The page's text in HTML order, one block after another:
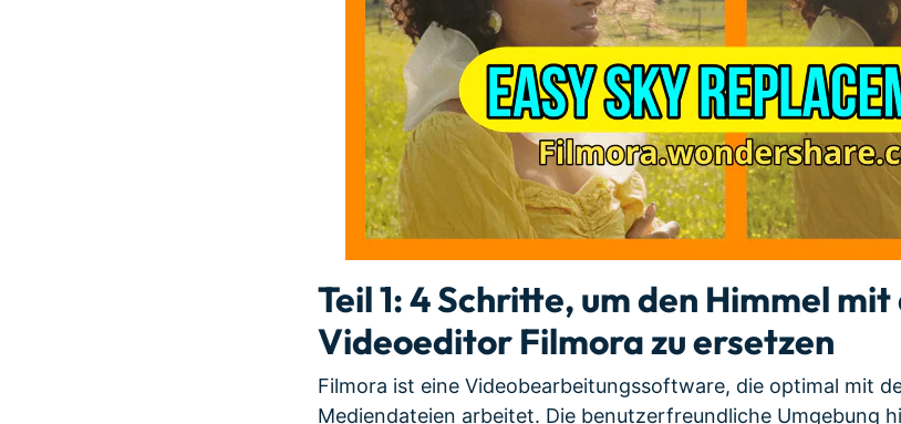
Teil 1: 4 Schritte, um den Himmel mit
Videoeditor Filmora zu ersetzen
Filmora ist eine Videobearbeitungssoftware, die optimal mit
Mediendateien arbeitet. Die benutzerfreundliche Umgebung